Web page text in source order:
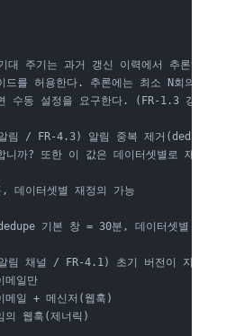
대 주기는 과거 갱신 이력에서 추론하되,
드를 허용한다. 추론에는 최소 N회의 이력
수동 설정을 요구한다. (FR-1.3 갱신)
림 / FR-4.3) 알림 중복 제거(dedupe) 시
니까? 또한 이 값은 데이터셋별로 재정의
데이터셋별 재정의 가능
기본 창 = 30분, 데이터셋별 오버라
림 채널 / FR-4.1) 초기 버전이 지원할 채
메일만
일 + 메신저(웹훅)
웹훅(제너릭)